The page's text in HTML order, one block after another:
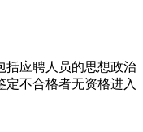
括应聘人员的思想政治
不合格者无资格进入